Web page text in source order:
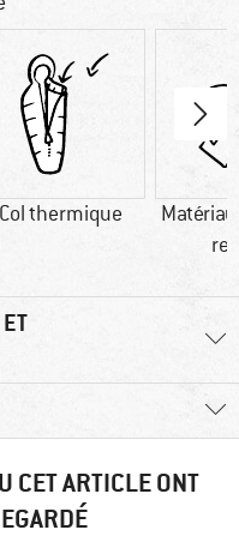
Col thermique
CET ARTICLE ONT